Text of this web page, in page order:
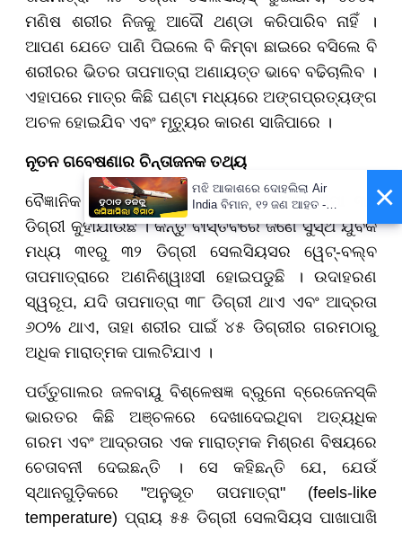
ମଣିଷ ଶରୀର ନିଜକୁ ଆଦୌ ଥଣ୍ଡା କରିପାରିବ ନାହିଁ ।
ଆପଣ ଯେତେ ପାଣି ପିଇଲେ ବି କିମ୍ବା ଛାଇରେ ବସିଲେ ବି
ଶରୀରର ଭିତର ତାପମାତ୍ରା ଅଣାୟତ୍ତ ଭାବେ ବଢିଚାଲିବ ।
ଏହାପରେ ମାତ୍ର କିଛି ଘଣ୍ଟା ମଧ୍ୟରେ ଅଙ୍ଗପ୍ରତ୍ୟଙ୍ଗ
ଅଚଳ ହୋଇଯିବ ଏବଂ ମୃତ୍ୟୁର କାରଣ ସାଜିପାରେ ।
ନୂତନ ଗବେଷଣାର ଚିନ୍ତାଜନକ ତଥ୍ୟ
ବୈଜ୍ଞାନିକ ରିପୋର୍ଟ ଅନୁସାରେ, ସହନଶୀଳତାର ସୀମା ୩୫
ଡିଗ୍ରୀ କୁହାଯାଉଛି । କିନ୍ତୁ ବାସ୍ତବରେ ଜଣେ ସୁସ୍ଥ ଯୁବକ
ମଧ୍ୟ ୩୧ରୁ ୩୨ ଡିଗ୍ରୀ ସେଲସିୟସର ୱେଟ୍-ବଲ୍ବ
ତାପମାତ୍ରାରେ ଅଣନିଶ୍ୱାଃସୀ ହୋଇପଡୁଛି । ଉଦାହରଣ
ସ୍ୱରୂପ, ଯଦି ତାପମାତ୍ରା ୩୮ ଡିଗ୍ରୀ ଥାଏ ଏବଂ ଆଦ୍ରତା
୬୦% ଥାଏ, ତାହା ଶରୀର ପାଇଁ ୪୫ ଡିଗ୍ରୀର ଗରମଠାରୁ
ଅଧିକ ମାରାତ୍ମକ ପାଲଟିଯାଏ ।
ପର୍ତ୍ତୁଗାଲର ଜଳବାୟୁ ବିଶ୍ଳେଷଜ୍ଞ ବ୍ରୁନୋ ବ୍ରେଜେନସ୍କି
ଭାରତର କିଛି ଅଞ୍ଚଳରେ ଦେଖାଦେଇଥିବା ଅତ୍ୟଧିକ
ଗରମ ଏବଂ ଆଦ୍ରତାର ଏକ ମାରାତ୍ମକ ମିଶ୍ରଣ ବିଷୟରେ
ଚେତାବନୀ ଦେଇଛନ୍ତି । ସେ କହିଛନ୍ତି ଯେ, ଯେଉଁ
ସ୍ଥାନଗୁଡ଼ିକରେ "ଅନୁଭୂତ ତାପମାତ୍ରା" (feels-like
temperature) ପ୍ରାୟ ୫୫ ଡିଗ୍ରୀ ସେଲସିୟସ ପାଖାପାଖି
×
ମଝି ଆକାଶରେ ଦୋହଲିଲା Air
India ବିମାନ, ୧୨ ଜଣ ଆହତ -
PrameyaNews7